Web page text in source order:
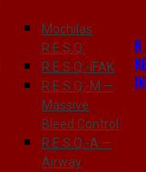
Mochilas
R.E.S.Q.
R.E.S.Q.-IFAK
R.E.S.Q.-M —
Massive
Bleed Control
R.E.S.Q.-A —
Airway